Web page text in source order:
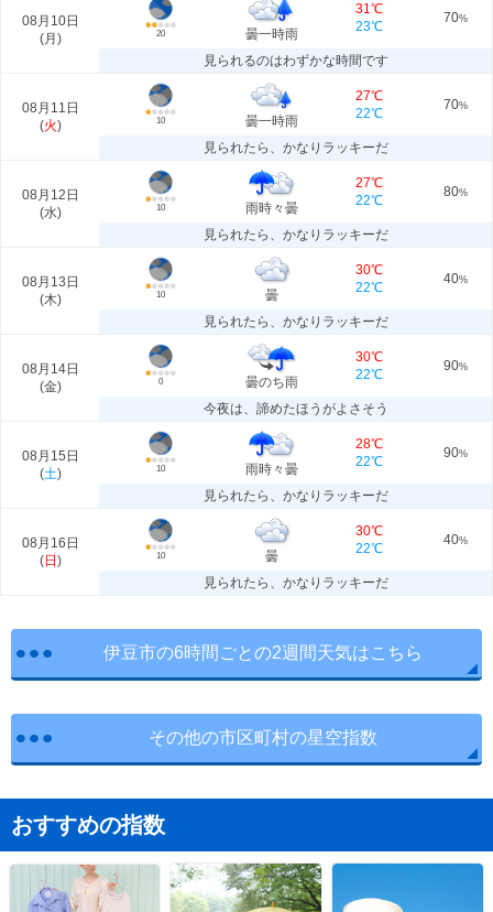
08月10日
(月 ) 20 曇一時雨
31℃
23℃
70%
見られるのはわずかな時間です
08月11日
(火) 10 曇一時雨
27℃
22℃
70%
見られたら、かなりラッキーだ
08月12日
(水) 10 雨時々曇
27℃
22℃
80%
見られたら、かなりラッキーだ
08月13日
(木) 10 曇
30℃
22℃
40%
見られたら、かなりラッキーだ
08月14日
(金) 0 曇のち雨
30℃
22℃
90%
今夜は、諦めたほうがよさそう
08月15日
(土) 10 雨時々曇
28℃
22℃
90%
見られたら、かなりラッキーだ
08月16日
(日 ) 10 曇
30℃
22℃
40%
見られたら、かなりラッキーだ
伊豆市の6時間ごとの2週間天気はこちら
その他の市区町村の星空指数
おすすめの指数